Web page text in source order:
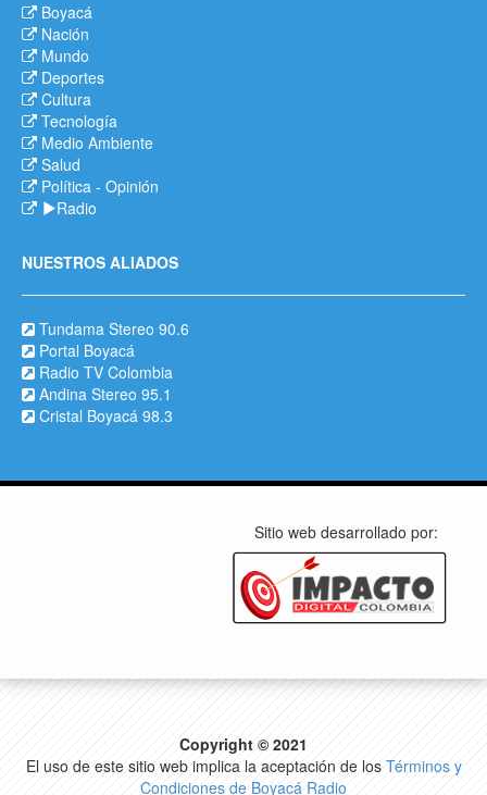
Boyacá
Nación
Mundo
Deportes
Cultura
Tecnología
Medio Ambiente
Salud
Política - Opinión
Radio
NUESTROS ALIADOS
Tundama Stereo 90.6
Portal Boyacá
Radio TV Colombia
Andina Stereo 95.1
Cristal Boyacá 98.3
Sitio web desarrollado por:
Copyright © 2021
El uso de este sitio web implica la aceptación de los Términos y
Condiciones de Boyacá Radio